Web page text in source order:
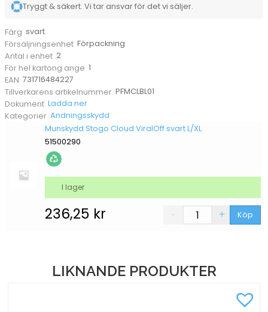
Tryggt & säkert. Vi tar ansvar för det vi säljer.
Färg svart
Försäljningsenhet Förpackning
Antal i enhet 2
För hel kartong ange 1
EAN 731716484227
Tillverkarens artikelnummer PFMCLBL01
Dokument Ladda ner
Kategorier Andningsskydd
Munskydd Stogo Cloud ViralOff svart L/XL
51500290
236,25 kr Köp
I lager
LIKNANDE PRODUKTER